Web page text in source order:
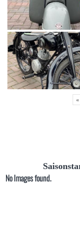
«
No Images found.